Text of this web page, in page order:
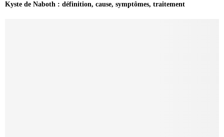
Kyste de Naboth : définition, cause, symptômes, traitement